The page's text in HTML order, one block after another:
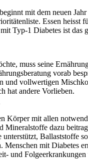
mit dem neuen
Essen heisst
Typ-1 Diabetes ist das
muss seine
vorab
und vollwertigen
hat andere Vorlieben.
Körper mit allen
dazu
Ballaststoffe
mit Diabetes
und Folgeerkrankungen